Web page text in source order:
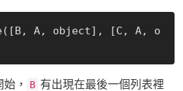
A, object], [C, A, o
始， B 有出現在最後一個列表裡